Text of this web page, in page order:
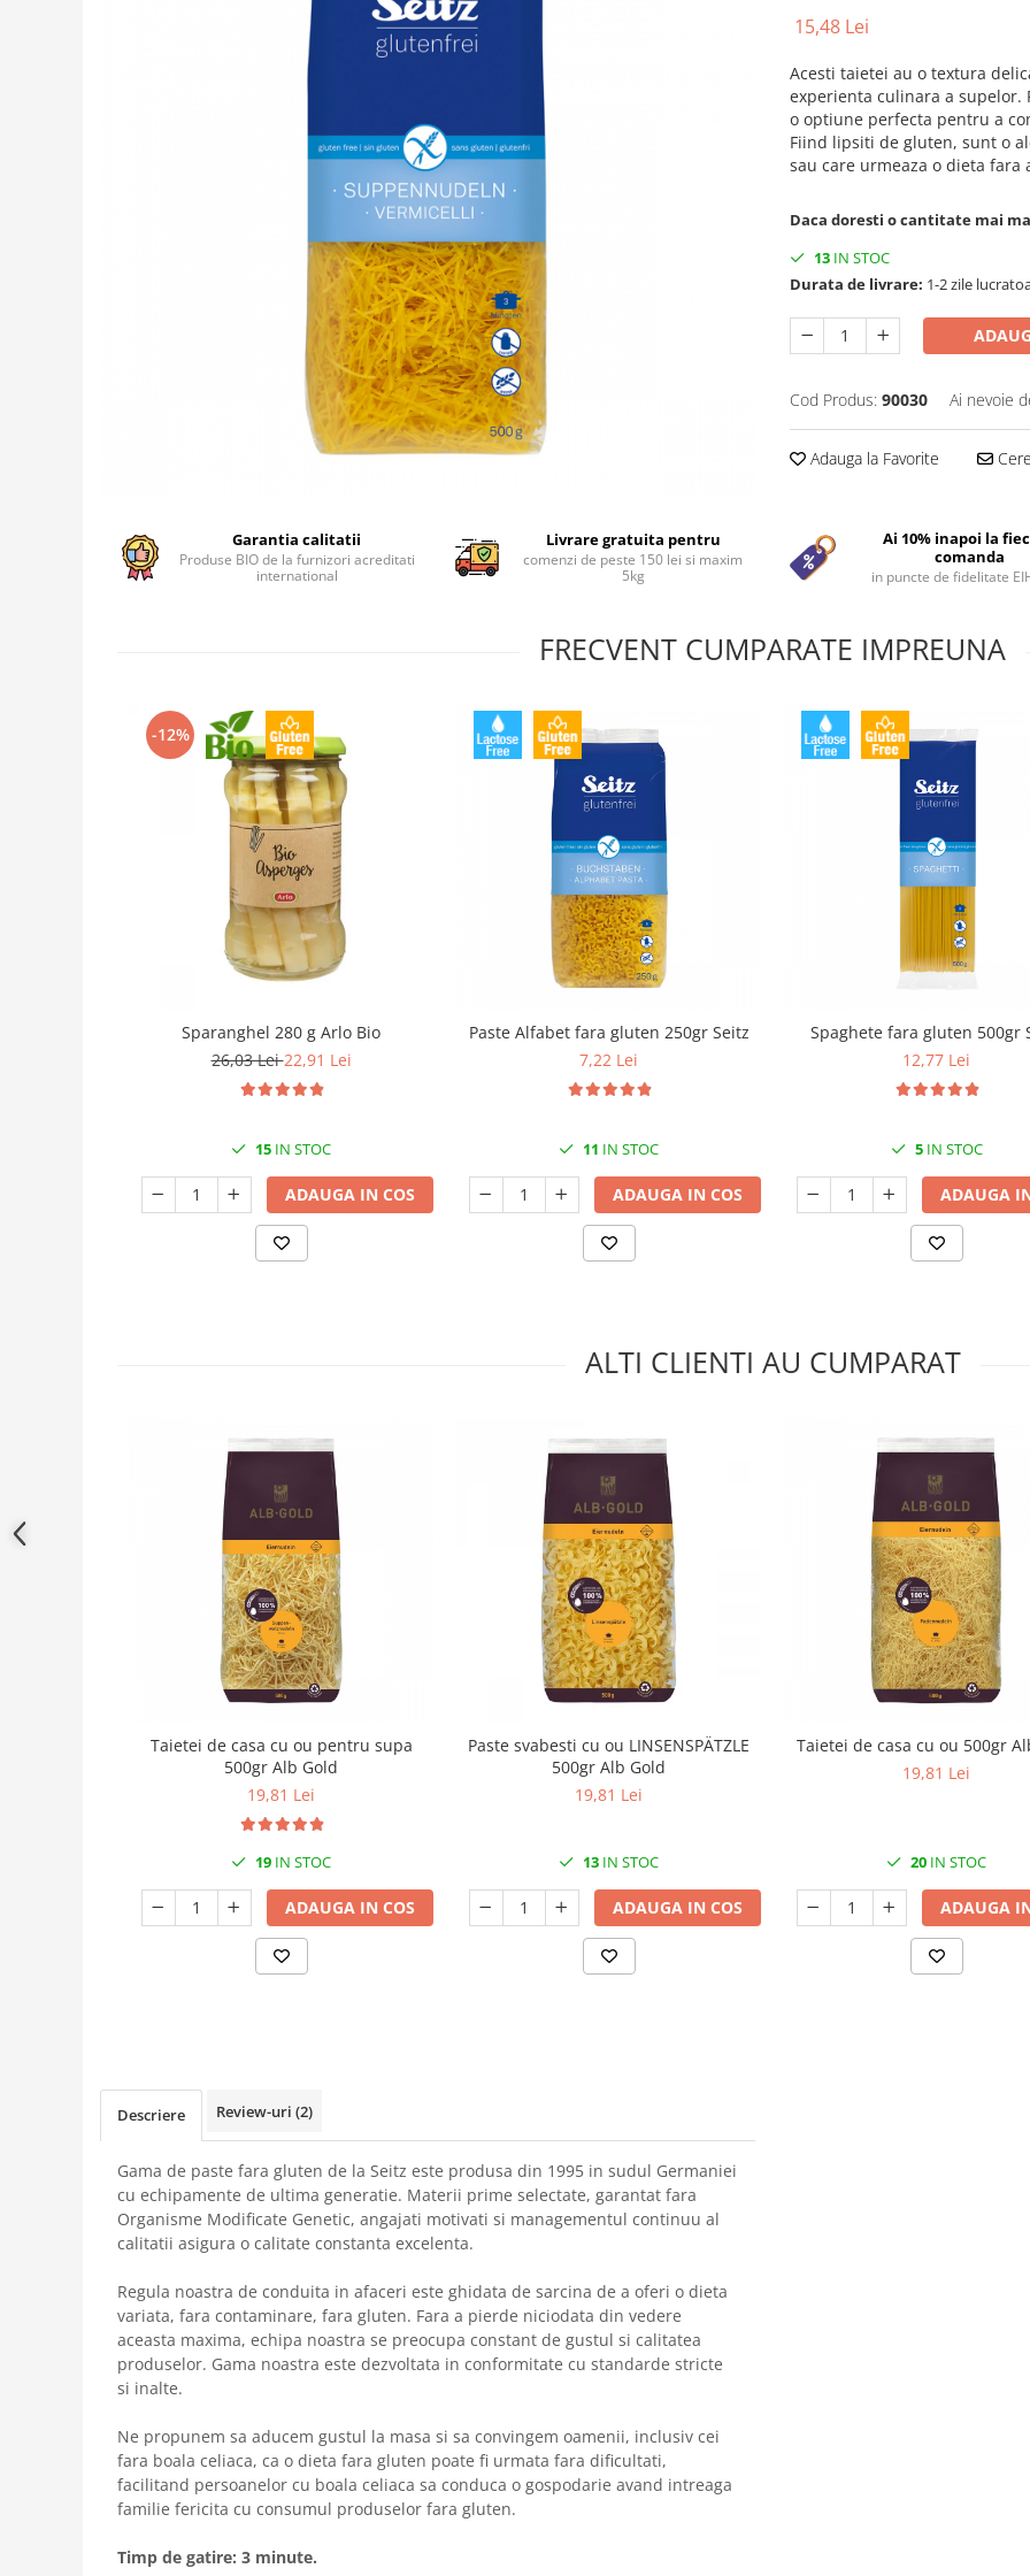
15,48 Lei
Acesti taietei au o textura
experienta culinara a
o optiune perfecta pentru a
Fiind lipsiti de gluten, sunt o
sau care urmeaza o dieta fara
Daca doresti o cantitate mai
13 IN STOC
Durata de livrare: 1-2 zile
Cod Produs: 90030 Ai nevoie
Adauga la Favorite
Garantia calitatii
Produse BIO de la furnizori acreditati
international
Livrare gratuita pentru
comenzi de peste 150 lei si maxim
5kg
Ai 10% inapoi la
comanda
in puncte de fidelitate
FRECVENT CUMPARATE IMPREUNA
-12%
Sparanghel 280 g Arlo Bio
26,03 Lei22,91 Lei
15 IN STOC
ADAUGA IN COS
Paste Alfabet fara gluten 250gr Seitz
7,22 Lei
11 IN STOC
ADAUGA IN COS
Spaghete fara gluten 500gr
12,77 Lei
5IN STOC
ADAUGA
ALTI CLIENTI AU CUMPARAT
Taietei de casa cu ou pentru supa
500gr Alb Gold
19,81 Lei
19 IN STOC
ADAUGA IN COS
Paste svabesti cu ou LINSENSPÄTZLE
500gr Alb Gold
19,81 Lei
13 IN STOC
ADAUGA IN COS
Taietei de casa cu ou 500gr
19,81 Lei
20 IN STOC
ADAUGA
Descriere Review-uri (2)
Gama de paste fara gluten de la Seitz este produsa din 1995 in sudul Germaniei
cu echipamente de ultima generatie. Materii prime selectate, garantat fara
Organisme Modificate Genetic, angajati motivati si managementul continuu al
calitatii asigura o calitate constanta excelenta.
Regula noastra de conduita in afaceri este ghidata de sarcina de a oferi o dieta
variata, fara contaminare, fara gluten. Fara a pierde niciodata din vedere
aceasta maxima, echipa noastra se preocupa constant de gustul si calitatea
produselor. Gama noastra este dezvoltata in conformitate cu standarde stricte
si inalte.
Ne propunem sa aducem gustul la masa si sa convingem oamenii, inclusiv cei
fara boala celiaca, ca o dieta fara gluten poate fi urmata fara dificultati,
facilitand persoanelor cu boala celiaca sa conduca o gospodarie avand intreaga
familie fericita cu consumul produselor fara gluten.
Timp de gatire: 3 minute.